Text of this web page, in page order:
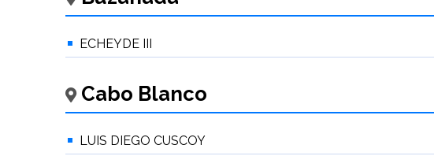
ECHEYDE III
Cabo Blanco
LUIS DIEGO CUSCOY